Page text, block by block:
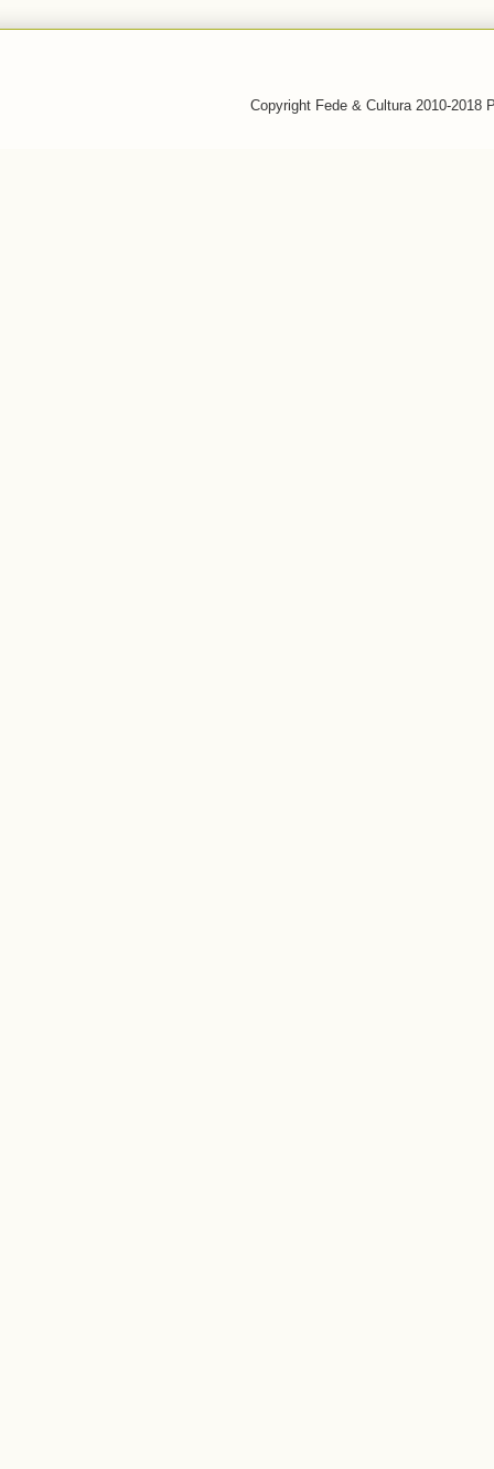
Copyright Fede & Cultura 2010-2018